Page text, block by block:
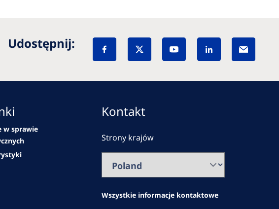
Udostępnij:
w sprawie
Kontakt
Strony krajów
Wszystkie informacje kontaktowe